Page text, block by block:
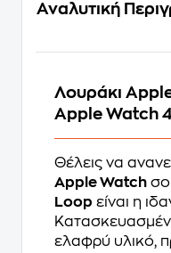
Αναλυτική
Λουράκι
Apple Watch
Θέλεις να
Apple Watch
Loop είναι η
ελαφρύ υλικό,